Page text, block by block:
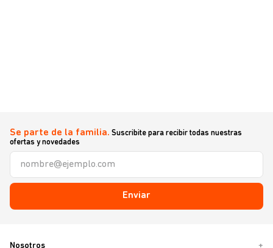
Se parte de la familia. Suscribite para recibir todas nuestras
ofertas y novedades
Enviar
Nosotros +